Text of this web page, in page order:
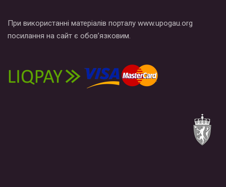
При використанні матеріалів порталу www.upogau.org
посилання на сайт є обов’язковим.